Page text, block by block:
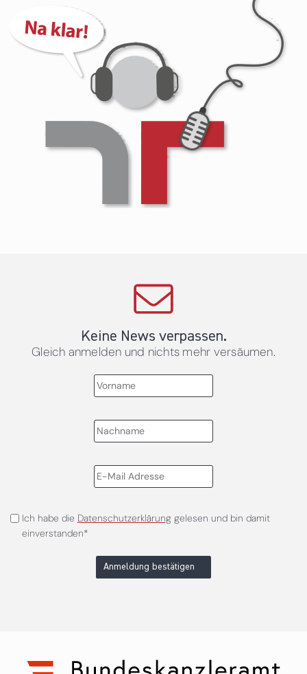
Keine News verpassen.
Gleich anmelden und nichts mehr versäumen.
Ich habe die Datenschutzerklärunggelesen und bin damit
einverstanden*
Anmeldung bestätigen